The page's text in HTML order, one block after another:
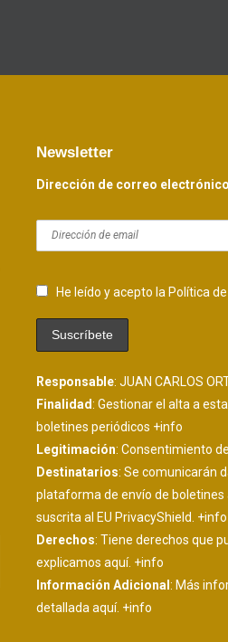
Newsletter
Dirección de correo
He leído y acepto la Política
Responsable: JUAN CARLOS
Finalidad: Gestionar el alta a
boletines periódicos +info
Legitimación: Consentimiento
Destinatarios: Se comunicarán
plataforma de envío de boletines
suscrita al EU PrivacyShield. +info
Derechos: Tiene derechos que
explicamos aquí. +info
Información Adicional : Más
detallada aquí. +info